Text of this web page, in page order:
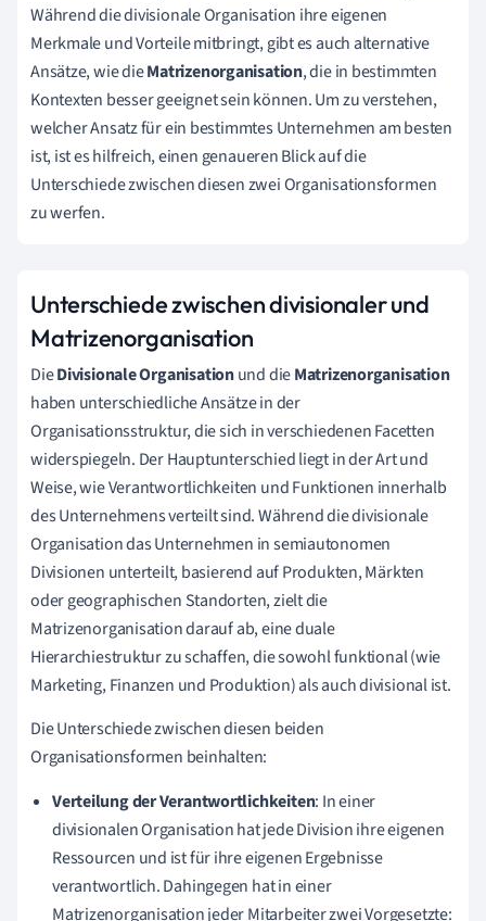
Während die divisionale Organisation ihre eigenen
Merkmale und Vorteile mitbringt, gibt es auch alternative
Ansätze, wie dieMatrizenorganisation, die in bestimmten
Kontexten besser geeignet sein können. Um zu verstehen,
welcher Ansatz für ein bestimmtes Unternehmen am besten
ist, ist es hilfreich, einen genaueren Blick auf die
Unterschiede zwischen diesen zwei Organisationsformen
zu werfen.
Unterschiede zwischen divisionaler und
Matrizenorganisation
DieDivisionale Organisationund dieMatrizenorganisation
haben unterschiedliche Ansätze in der
Organisationsstruktur, die sich in verschiedenen Facetten
widerspiegeln. Der Hauptunterschied liegt in der Art und
Weise, wie Verantwortlichkeiten und Funktionen innerhalb
des Unternehmens verteilt sind. Während die divisionale
Organisation das Unternehmen in semiautonomen
Divisionen unterteilt, basierend auf Produkten, Märkten
oder geographischen Standorten, zielt die
Matrizenorganisation darauf ab, eine duale
Hierarchiestruktur zu schaffen, die sowohl funktional (wie
Marketing, Finanzen und Produktion) als auch divisional ist.
Die Unterschiede zwischen diesen beiden
Organisationsformen beinhalten:
Verteilung der Verantwortlichkeiten: In einer
divisionalen Organisation hat jede Division ihre eigenen
Ressourcen und ist für ihre eigenen Ergebnisse
verantwortlich. Dahingegen hat in einer
Matrizenorganisation jeder Mitarbeiter zwei Vorgesetzte: